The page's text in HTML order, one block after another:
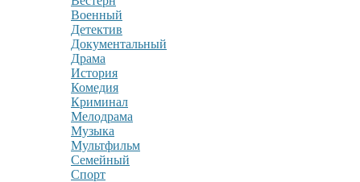
Военный
Детектив
Документальный
Драма
История
Комедия
Криминал
Мелодрама
Музыка
Мультфильм
Семейный
Спорт